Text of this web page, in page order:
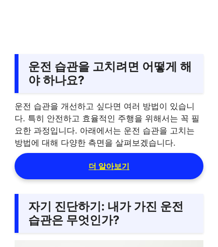
운전 습관을 고치려면 어떻게 해
야 하나요?
운전 습관을 개선하고 싶다면 여러 방법이 있습니
다. 특히 안전하고 효율적인 주행을 위해서는 꼭 필
요한 과정입니다. 아래에서는 운전 습관을 고치는
방법에 대해 다양한 측면을 살펴보겠습니다.
더 알아보기
자기 진단하기: 내가 가진 운전
습관은 무엇인가?